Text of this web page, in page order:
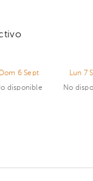
Dom 6 Sept
disponible
Lun 7
No